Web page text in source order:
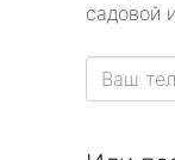
садовой